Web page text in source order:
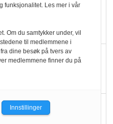
å velge
sliter
Økokundene
funksjonalitet. Les mer i vår
Om du samtykker under, vil
til medlemmene i
dine besøk på tvers av
medlemmene finner du på
Innstillinger